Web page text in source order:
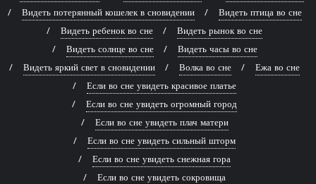
Видеть потерянный кошелек в сновидении
Видеть птица во сне
Видеть ребенок во сне
Видеть рынок во сне
Видеть солнце во сне
Видеть часы во сне
Видеть яркий свет в сновидении
Волка во сне
Ежа во сне
Если во сне увидеть красивое платье
Если во сне увидеть огромный город
Если во сне увидеть плач матери
Если во сне увидеть сильный шторм
Если во сне увидеть снежная гора
Если во сне увидеть сокровища